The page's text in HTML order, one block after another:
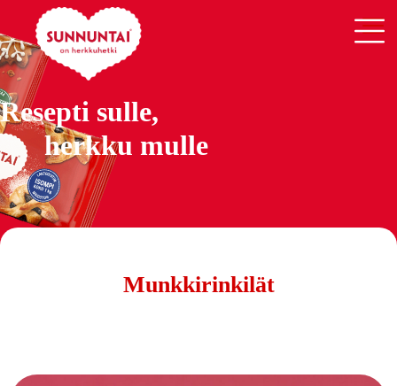
Resepti sulle,
herkku mulle
Munkkirinkilät